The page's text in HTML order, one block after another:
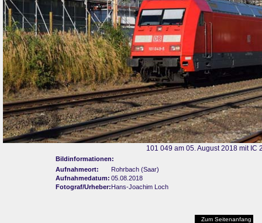
101 049 am 05. August 2018 mit IC
Bildinformationen:
Aufnahmeort:
Rohrbach (Saar)
Aufnahmedatum: 05.08.2018
Fotograf/Urheber:Hans-Joachim Loch
Zum Seitenanfang